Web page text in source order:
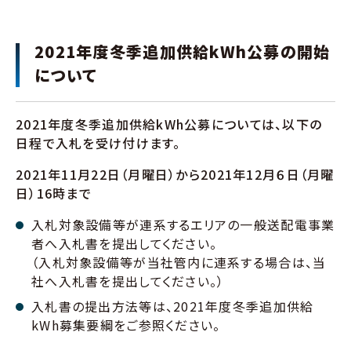
2021年度冬季追加供給kWh公募の開始
について
2021年度冬季追加供給kWh公募については、以下の
日程で入札を受け付けます。
2021年11月22日（月曜日）から2021年12月６日（月曜
日）16時まで
入札対象設備等が連系するエリアの一般送配電事業
者へ入札書を提出してください。
（入札対象設備等が当社管内に連系する場合は、当
社へ入札書を提出してください。）
入札書の提出方法等は、2021年度冬季追加供給
kWh募集要綱をご参照ください。